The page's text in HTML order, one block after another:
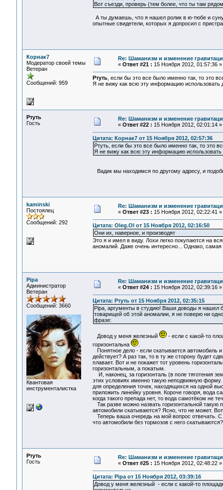
Вот съезди, проверь (тем более, что ты там
А ты думаешь, что я нашел ролик в ю-тюбе и
опытные свидетели, которых я допросил с
Корнак7
Модератор своей темы
Ветеран
Сообщений: 959
Re: Шаманизм и изменение
« Ответ #21 : 15 Ноября 2012, 01:57:36 »
Ртуть, если бы это все было именно так, то это
Я не вижу как всю эту информацию использовать
Ртуть
Гость
Re: Шаманизм и изменение
« Ответ #22 : 15 Ноября 2012, 02:01:14 »
Цитата: Корнак7 от 15 Ноября 2012, 02:57:36
Ртуть, если бы это все было именно так, то это
Я не вижу как всю эту информацию
Вадик мы находимся по другому адресу, и
kaminski
Постоялец
Сообщений: 292
Re: Шаманизм и изменение
« Ответ #23 : 15 Ноября 2012, 02:22:41 »
Цитата: Oleg.Ol от 15 Ноября 2012, 02:16:50
Они их, наверное, и производят
Это я и имел в виду. Лохи легко покупаются на
аномалий. Даже очень интересно... Однако,
Pipa
Администратор
Ветеран
Сообщений: 3660
Квантовая
инструменталистка
Re: Шаманизм и изменение
« Ответ #24 : 15 Ноября 2012, 02:39:16 »
Цитата: Ртуть от 15 Ноября 2012, 02:35:15
Pipa, аргументы в студию! Ваши доводы я нашел
товарищей об этой аномалии, я не поверю ни
фразе:
Довод у меня железный
- если с какой-то
горизонтальна
.
Понятное дело - если скатывается автомобиль
действует? А раз так, то в ту же сторону будет
плавает. Вот и не покажет тот уровень
горизонтальным, а покатым.
И, наконец, за горизонталь (в поле тяготения
этих условиях именно такую неподвижную
для определения точек, находящихся на одной
приложить линейку уровня. Короче говоря, вода
когда такого препада нет, то вода самотёком не
Так разве можно назвать горизонтальной такую
автомобили скатываются? Ясно, что не может.
Теперь ваша очередь на мой вопрос отвечать. С
что автомобили без тормозов с него скатываются?
Ртуть
Гость
Re: Шаманизм и изменение
« Ответ #25 : 15 Ноября 2012, 02:48:22 »
Цитата: Pipa от 15 Ноября 2012, 03:39:16
Довод у меня железный - если с какой-то